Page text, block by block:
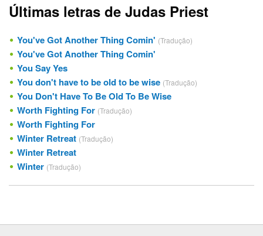
Últimas letras de Judas Priest
You've Got Another Thing Comin' (Tradução)
You've Got Another Thing Comin'
You Say Yes
You don't have to be old to be wise (Tradução)
You Don't Have To Be Old To Be Wise
Worth Fighting For (Tradução)
Worth Fighting For
Winter Retreat (Tradução)
Winter Retreat
Winter (Tradução)